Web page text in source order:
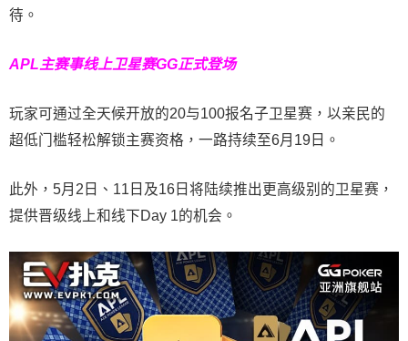
待。
APL主赛事线上卫星赛GG正式登场
玩家可通过全天候开放的20与100报名子卫星赛，以亲民的
超低门槛轻松解锁主赛资格，一路持续至6月19日。
此外，5月2日、11日及16日将陆续推出更高级别的卫星赛，
提供晋级线上和线下Day 1的机会。